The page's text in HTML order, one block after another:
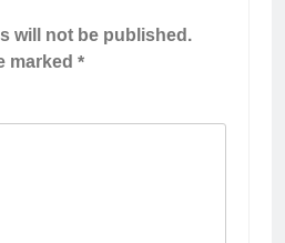
will not be published.
marked*